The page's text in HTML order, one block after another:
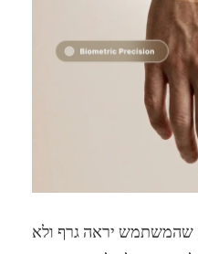
שהמשתמש יראה גרף ולא